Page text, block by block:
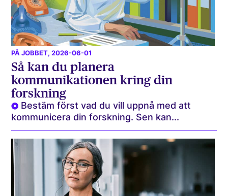
PÅ JOBBET, 2026-06-01
Så kan du planera
kommunikationen kring din
forskning
Bestäm först vad du vill uppnå med att
kommunicera din forskning. Sen kan...